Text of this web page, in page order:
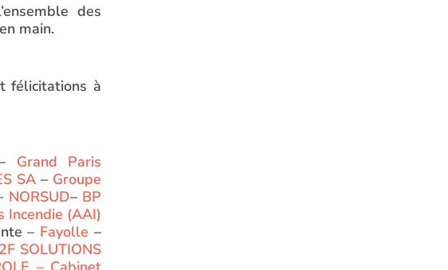
des
main.
félicitations à
Grand Paris
SA– Groupe
NORSUD– BP
(AAI)
– Fayolle –
SOLUTIONS